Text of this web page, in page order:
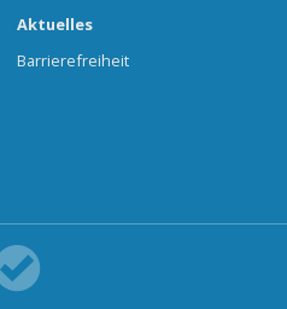
Aktuelles
Barrierefreiheit